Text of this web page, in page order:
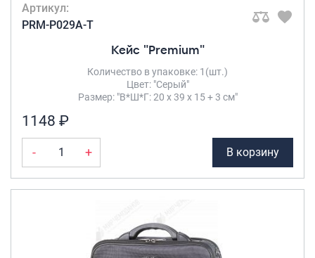
Артикул:
PRM-P029A-T
Кейс "Premium"
Количество в упаковке: 1(шт.)
Цвет: "Серый"
Размер: "В*Ш*Г: 20 х 39 х 15 + 3 см"
1148 ₽
- + В корзину